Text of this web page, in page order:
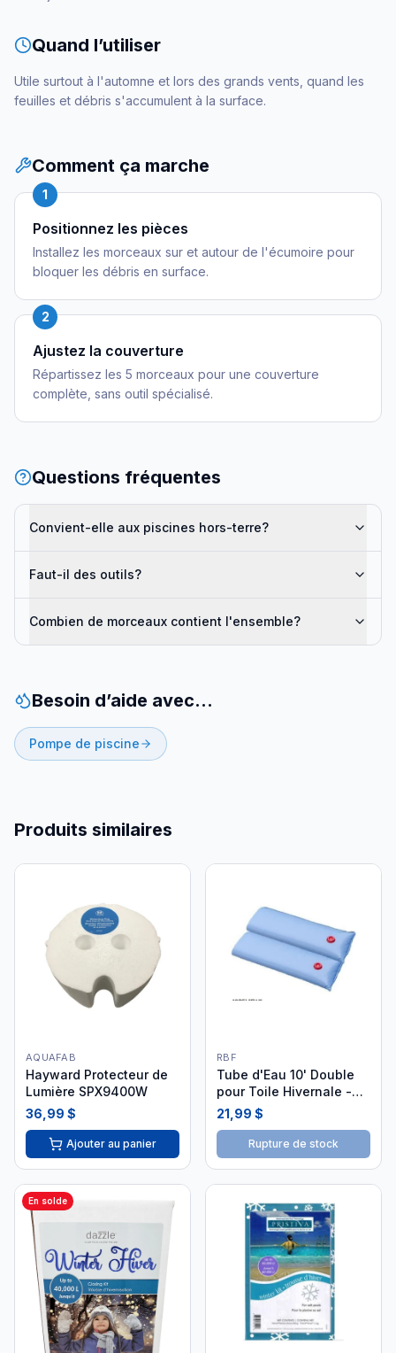
Quand l’utiliser
Utile surtout à l'automne et lors des grands vents, quand les
feuilles et débris s'accumulent à la surface.
Comment ça marche
1
Positionnez les pièces
Installez les morceaux sur et autour de l'écumoire pour
bloquer les débris en surface.
2
Ajustez la couverture
Répartissez les 5 morceaux pour une couverture
complète, sans outil spécialisé.
Questions fréquentes
Convient-elle aux piscines hors-terre?
Faut-il des outils?
Combien de morceaux contient l'ensemble?
Besoin d’aide avec…
Pompe de piscine
Produits similaires
AQUAFAB
Hayward Protecteur de
Lumière SPX9400W
36,99 $
Ajouter au panier
RBF
Tube d'Eau 10' Double
pour Toile Hivernale -
25ph3051
21,99 $
Rupture de stock
En solde